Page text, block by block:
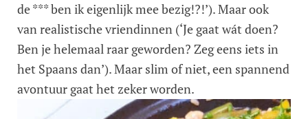
de *** ben ik eigenlijk mee bezig!?!’). Maar ook
van realistische vriendinnen (‘Je gaat wát doen?
Ben je helemaal raar geworden? Zeg eens iets in
het Spaans dan’). Maar slim of niet, een spannend
avontuur gaat het zeker worden.